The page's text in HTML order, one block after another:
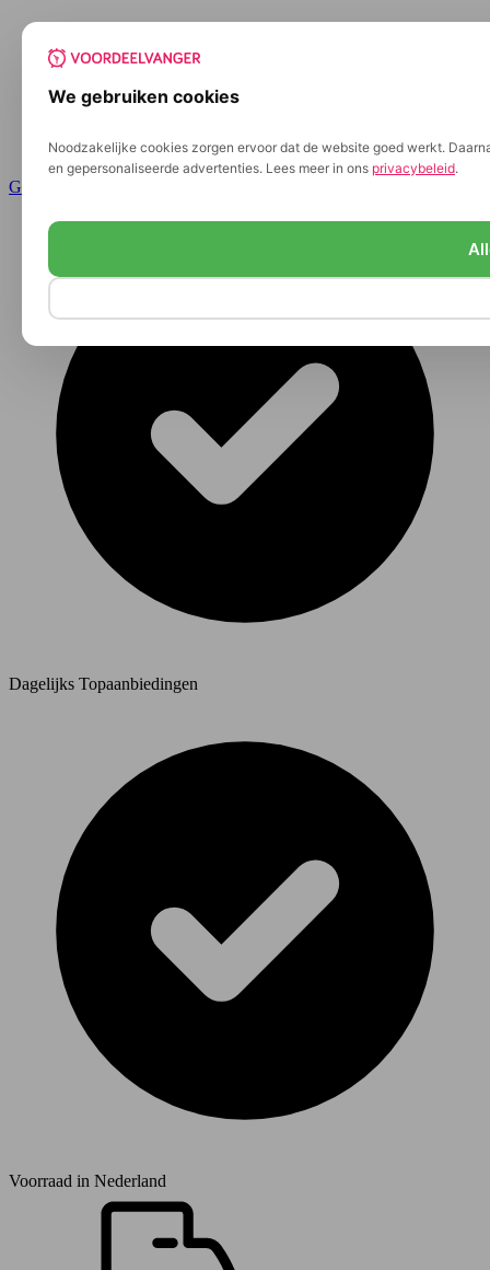
We gebruiken cookies
Noodzakelijke cookies zorgen ervoor dat de website goed werkt.
en gepersonaliseerde advertenties. Lees meer in ons privacybeleid.
Ga naar de inhoud
Dagelijks Topaanbiedingen
Voorraad in Nederland